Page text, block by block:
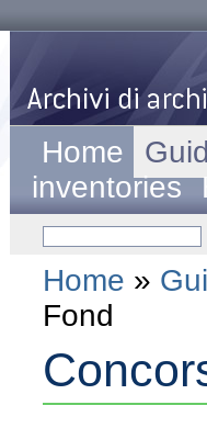
Home
inventories
Home »
Fond